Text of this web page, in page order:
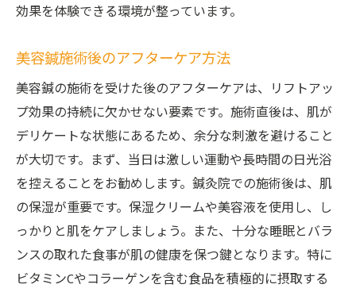
効果を体験できる環境が整っています。
美容鍼施術後のアフターケア方法
美容鍼の施術を受けた後のアフターケアは、リフトアッ
プ効果の持続に欠かせない要素です。施術直後は、肌が
デリケートな状態にあるため、余分な刺激を避けること
が大切です。まず、当日は激しい運動や長時間の日光浴
を控えることをお勧めします。鍼灸院での施術後は、肌
の保湿が重要です。保湿クリームや美容液を使用し、し
っかりと肌をケアしましょう。また、十分な睡眠とバラ
ンスの取れた食事が肌の健康を保つ鍵となります。特に
ビタミンCやコラーゲンを含む食品を積極的に摂取する